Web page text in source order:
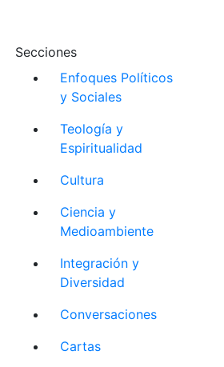
Secciones
Enfoques Políticos
y Sociales
Teología y
Espiritualidad
Cultura
Ciencia y
Medioambiente
Integración y
Diversidad
Conversaciones
Cartas